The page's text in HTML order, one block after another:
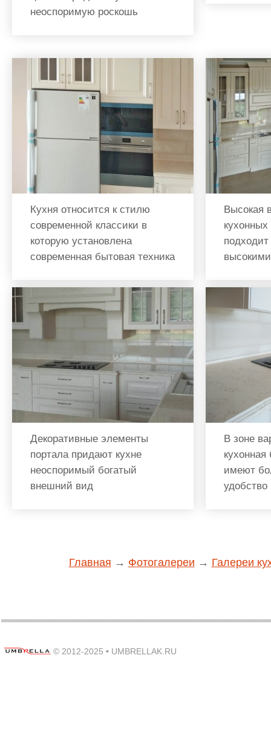
неоспоримую роскошь
Кухня относится к стилю
современной классики в
которую установлена
современная бытовая техника
Высокая
Декоративные элементы
портала придают кухне
неоспоримый богатый
внешний вид
В зоне
имеют
удобство
Главная → Фотогалереи → Галереи
© 2012-2025 • UMBRELLAK.RU